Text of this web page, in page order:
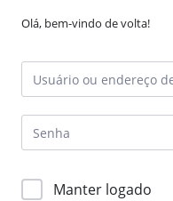
Olá, bem-vindo de volta!
Manter logado